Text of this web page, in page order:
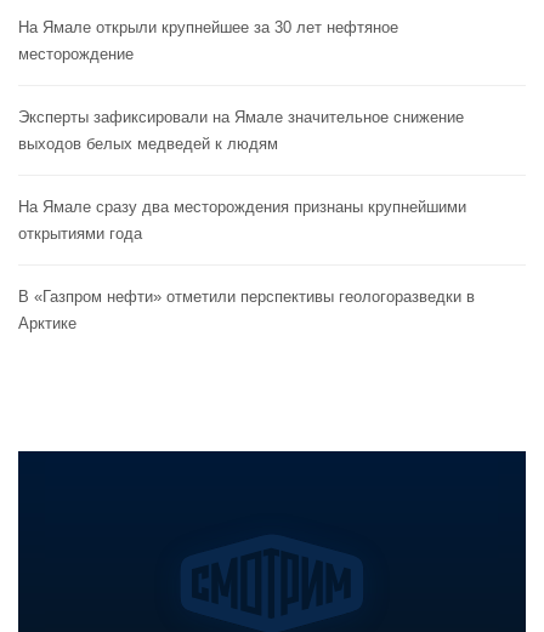
На Ямале открыли крупнейшее за 30 лет нефтяное
месторождение
Эксперты зафиксировали на Ямале значительное снижение
выходов белых медведей к людям
На Ямале сразу два месторождения признаны крупнейшими
открытиями года
В «Газпром нефти» отметили перспективы геологоразведки в
Арктике